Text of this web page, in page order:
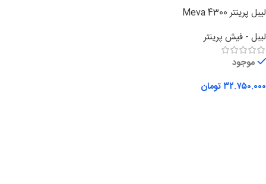
لیبل پرینتر Meva 4300
لیبل - فیش پرینتر
موجود
۳۲.۷۵۰.۰۰۰تومان